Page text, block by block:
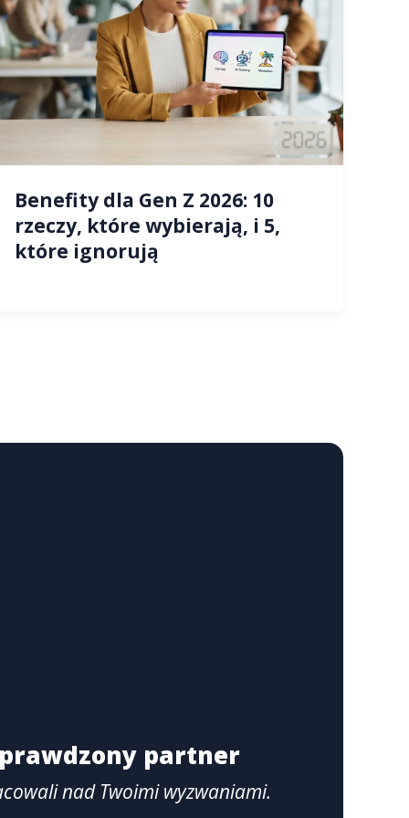
Benefity dla Gen Z 2026: 10
rzeczy, które wybierają, i 5,
które ignorują
partner
nad Twoimi wyzwaniami.